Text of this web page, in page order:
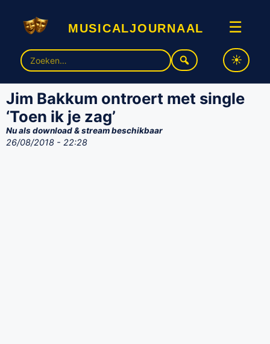
musicaljournaal ☰
Zoek
naar:
Jim Bakkum ontroert met single
‘Toen ik je zag’
Nu als download & stream beschikbaar
26/08/2018 - 22:28